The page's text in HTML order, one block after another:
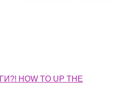
HOW TO UP THE